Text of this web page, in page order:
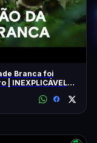
Branca foi